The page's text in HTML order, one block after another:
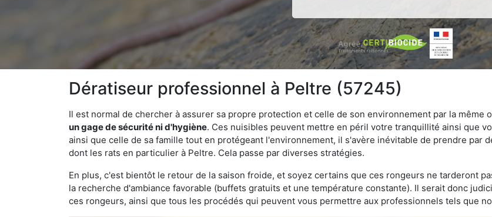
Dératiseur professionnel à Peltre (57245)
Il est normal de chercher à assurer sa propre protection et celle de son environnement par la même
un gage de sécurité ni d'hygiène. Ces nuisibles peuvent mettre en péril votre tranquillité ainsi que
ainsi que celle de sa famille tout en protégeant l'environnement, il s'avère inévitable de prendre par
dont les rats en particulier à Peltre. Cela passe par diverses stratégies.
En plus, c'est bientôt le retour de la saison froide, et soyez certains que ces rongeurs ne tarderont
la recherche d'ambiance favorable (buffets gratuits et une température constante). Il serait donc
ces rongeurs, ainsi que tous les procédés qui peuvent vous permettre aux professionnels tels que